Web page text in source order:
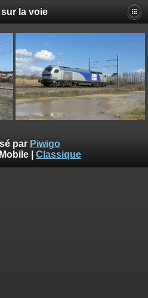
sur la voie
par Piwigo
Mobile Classique